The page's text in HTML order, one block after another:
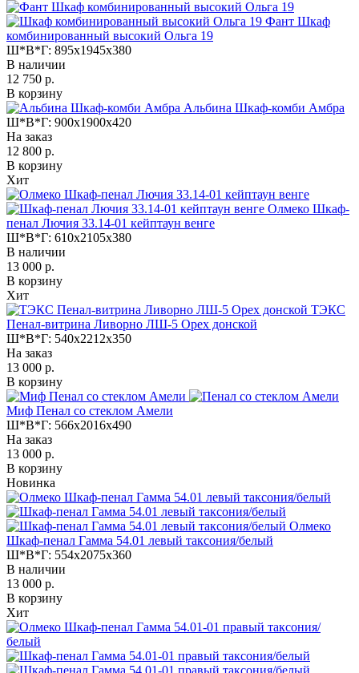
Фант Шкаф
комбинированный высокий Ольга 19
Ш*В*Г: 895x1945x380
В наличии
12 750 р.
В корзину
Альбина Шкаф-комби Амбра
Ш*В*Г: 900x1900x420
На заказ
12 800 р.
В корзину
Хит
Олмеко Шкаф-
пенал Лючия 33.14-01 кейптаун венге
Ш*В*Г: 610x2105x380
В наличии
13 000 р.
В корзину
Хит
ТЭКС
Пенал-витрина Ливорно ЛШ-5 Орех донской
Ш*В*Г: 540x2212x350
На заказ
13 000 р.
В корзину
Миф Пенал со стеклом Амели
Ш*В*Г: 566x2016x490
На заказ
13 000 р.
В корзину
Новинка
Олмеко
Шкаф-пенал Гамма 54.01 левый таксония/белый
Ш*В*Г: 554x2075x360
В наличии
13 000 р.
В корзину
Хит